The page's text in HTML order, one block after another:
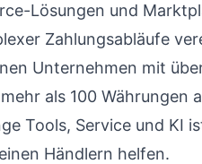
Lösungen und
Zahlungsabläufe
Unternehmen mit
als 100 Währungen
Tools, Service und KI
Händlern helfen.